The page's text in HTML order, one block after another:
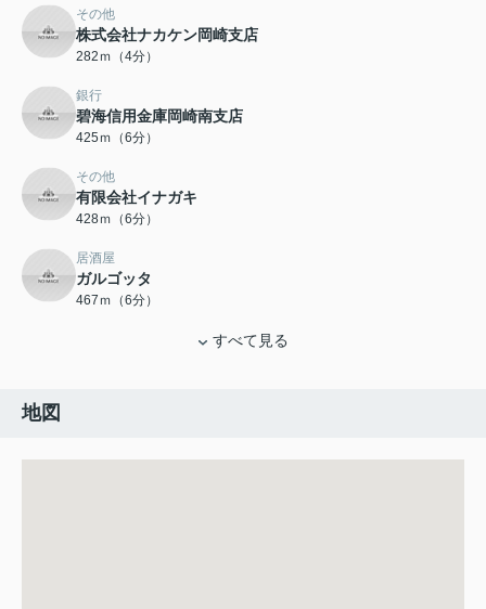
その他
株式会社ナカケン岡崎支店
282ｍ（4分）
銀行
碧海信用金庫岡崎南支店
425ｍ（6分）
その他
有限会社イナガキ
428ｍ（6分）
居酒屋
ガルゴッタ
467ｍ（6分）
すべて見る
地図